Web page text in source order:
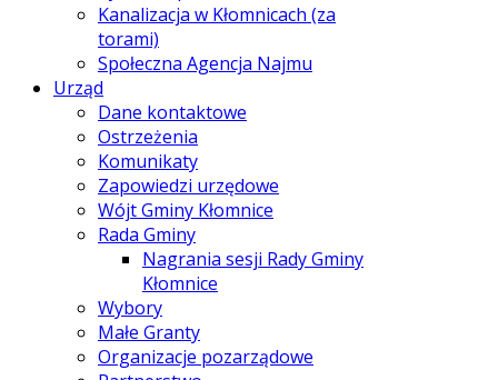
Kanalizacja w Kłomnicach (za
torami)
Społeczna Agencja Najmu
Urząd
Dane kontaktowe
Ostrzeżenia
Komunikaty
Zapowiedzi urzędowe
Wójt Gminy Kłomnice
Rada Gminy
Nagrania sesji Rady Gminy
Kłomnice
Wybory
Małe Granty
Organizacje pozarządowe